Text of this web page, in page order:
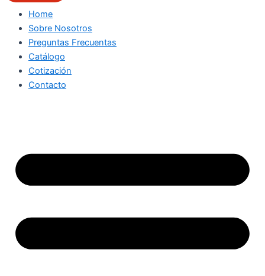
Home
Sobre Nosotros
Preguntas Frecuentas
Catálogo
Cotización
Contacto